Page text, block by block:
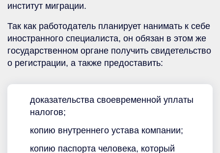
институт миграции.
Так как работодатель планирует нанимать к себе
иностранного специалиста, он обязан в этом же
государственном органе получить свидетельство
о регистрации, а также предоставить:
доказательства своевременной уплаты
налогов;
копию внутреннего устава компании;
копию паспорта человека, который